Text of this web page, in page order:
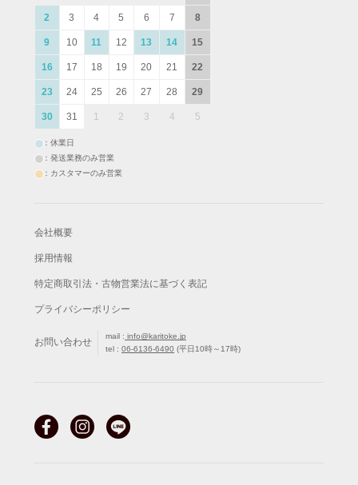
2 3 4 5 6 7 8
9 10 11 12 13 14 15
16 17 18 19 20 21 22
23 24 25 26 27 28 29
30 31 1 2 3 4 5
：休業日
：発送業務のみ営業
：カスタマーのみ営業
会社概要
採用情報
特定商取引法・古物営業法に基づく表記
プライバシーポリシー
お問い合わせ
mail : info@karitoke.jp
tel : 06-6136-6490 (平日10時～17時)